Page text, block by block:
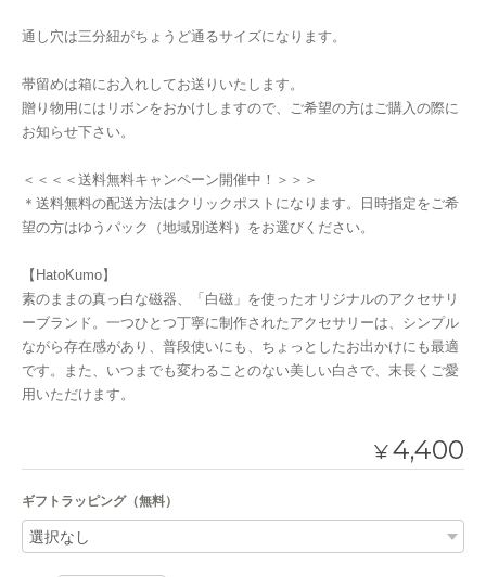
通し穴は三分紐がちょうど通るサイズになります。
帯留めは箱にお入れしてお送りいたします。
贈り物用にはリボンをおかけしますので、ご希望の方はご購入の際に
お知らせ下さい。
＜＜＜＜送料無料キャンペーン開催中！＞＞＞
＊送料無料の配送方法はクリックポストになります。日時指定をご希
望の方はゆうパック（地域別送料）をお選びください。
【HatoKumo】
素のままの真っ白な磁器、「白磁」を使ったオリジナルのアクセサリ
ーブランド。一つひとつ丁寧に制作されたアクセサリーは、シンプル
ながら存在感があり、普段使いにも、ちょっとしたお出かけにも最適
です。また、いつまでも変わることのない美しい白さで、末長くご愛
用いただけます。
¥4,400
ギフトラッピング（無料）